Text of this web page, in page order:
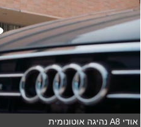
אודי A8 נהיגה אוטונומית